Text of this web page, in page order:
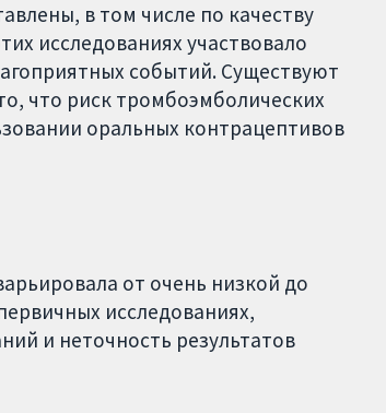
в том числе по качеству
исследованиях участвовало
событий. Существуют
что риск тромбоэмболических
оральных контрацептивов
от очень низкой до
исследованиях,
и неточность результатов